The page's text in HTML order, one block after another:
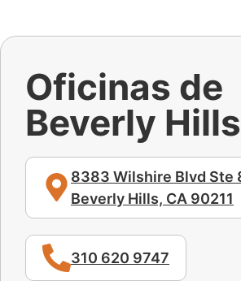
Oficinas de
Beverly Hills
8383 Wilshire Blvd Ste
Beverly Hills, CA 90211
310 620 9747